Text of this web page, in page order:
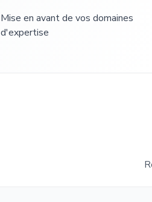
Mise en avant de vos domaines
d'expertise